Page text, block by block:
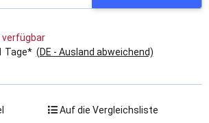
Tage* (DE - Ausland abweichend)
Auf die Vergleichsliste